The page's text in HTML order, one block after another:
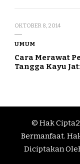
OKTOBER 8, 2014
UMUM
Cara Merawat
Tangga Kayu
© Hak
Bermanfaat.
Diciptakan